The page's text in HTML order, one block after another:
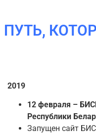
ПУТЬ,
2019
12 февраля –
Республики
Запущен сайт